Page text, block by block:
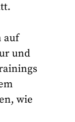
auf
und
wie